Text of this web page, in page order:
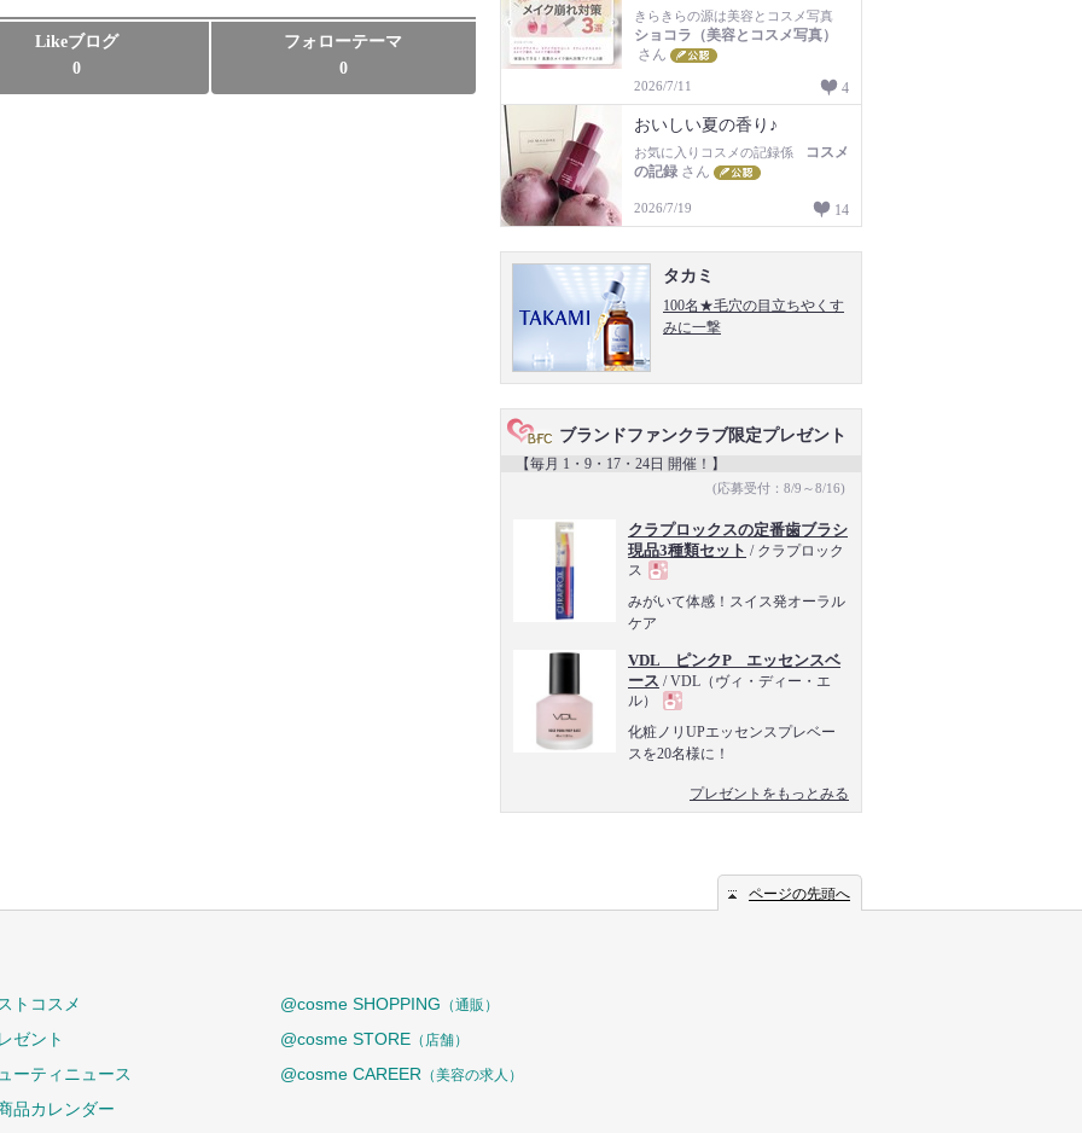
Likeブログ
0
フォローテーマ
0
きらきらの源は美容とコスメ写真
ショコラ（美容とコスメ写真）
さん
2026/7/11 4
おいしい夏の香り♪
お気に入りコスメの記録係
コスメ
の記録 さん
2026/7/19 14
タカミ
100名★毛穴の目立ちやくす
みに一撃
ブランドファンクラブ限定プレゼント
【毎月 1・9・17・24日 開催！】
(応募受付：8/9～8/16)
クラプロックスの定番歯ブラシ
現品3種類セット / クラプロック
ス
現
品
みがいて体感！スイス発オーラル
ケア
VDL ピンクP エッセンスベ
ース / VDL（ヴィ・ディー・エ
ル）
現
品
化粧ノリUPエッセンスプレベー
スを20名様に！
プレゼントをもっとみる
ページの先頭へ
トコスメ
ゼント
ーティニュース
品カレンダー
@cosme SHOPPING （通販）
@cosme STORE （店舗）
@cosme CAREER （美容の求人）